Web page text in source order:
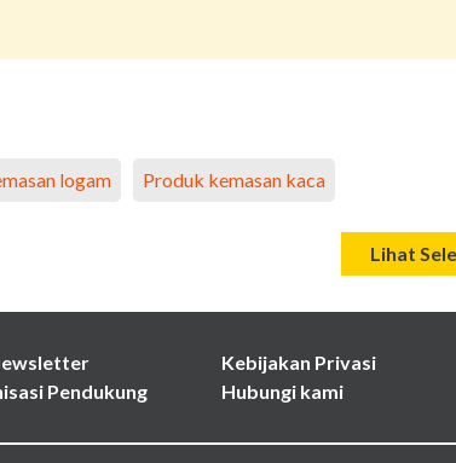
logam Produk kemasan kaca
Lihat
Pendukung
Kebijakan Privasi
Hubungi kami